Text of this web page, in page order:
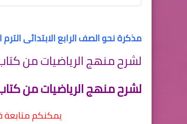
مذكرة نحو الصف الرابع الابتدائى
لشرح منهج الرياضيات من
لشرح منهج الرياضيات من
يمكنكم متابعة